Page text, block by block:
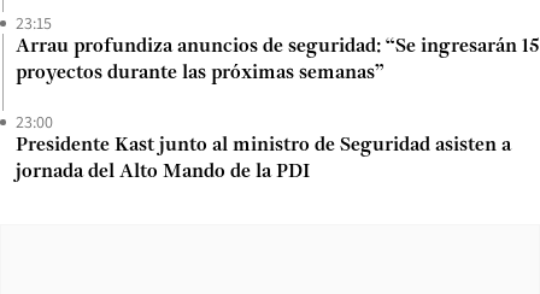
23:15
Arrau profundiza anuncios de seguridad: “Se ingresarán 15
proyectos durante las próximas semanas”
23:00
Presidente Kast junto al ministro de Seguridad asisten a
jornada del Alto Mando de la PDI